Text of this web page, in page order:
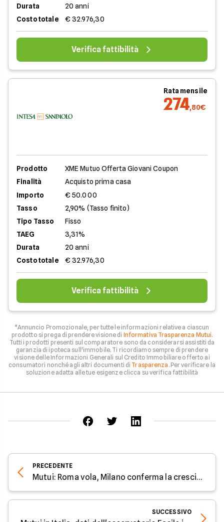
Durata
20 anni
Costo totale
€ 32.976,30
Verifica fattibilità
Rata mensile
274,80€
Prodotto
XME Mutuo Offerta Giovani Coupon
Finalità
Acquisto prima casa
Importo
€ 50.000
Tasso
2,90% (Tasso finito)
Tipo Tasso
Fisso
TAEG
3,31%
Durata
20 anni
Costo totale
€ 32.976,30
Verifica fattibilità
*Annuncio Promozionale, per tutte le informazioni relative a ciascun
prodotto si prega di prendere visione di Informativa Trasparenza Mutui.
Tutti i prodotti presenti sul comparatore sono da considerarsi assistiti da
garanzia di ipoteca sull'immobile. Ti ricordiamo sempre di prendere
visione delle Informazioni Generali sul Credito Immobiliare offerto ai
consumatori nonché agli altri documenti di Trasparenza . Per verificare la
soluzione adatta alle tue esigenze clicca su verifica fattibilità
PRECEDENTE
Mutui: Roma vola, Milano conferma la crescita
SUCCESSIVO